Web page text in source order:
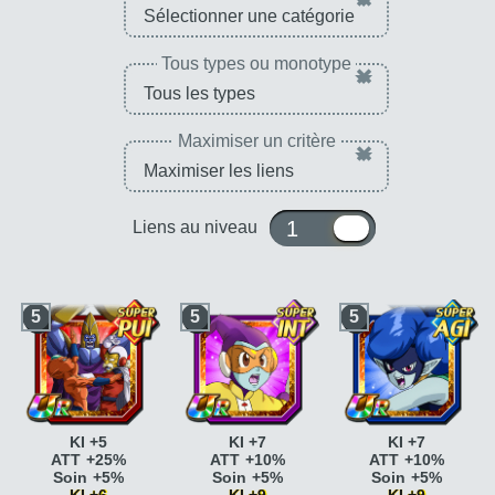
Tous types ou monotype ×
Maximiser un critère ×
Liens au niveau 1 ou 10
5
KI +5
ATT +25%
Soin +5%
5
KI +7
ATT +10%
Soin +5%
5
KI +7
ATT +10%
Soin +5%